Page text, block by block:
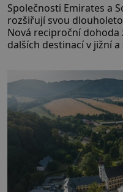
Společnosti Emirates a
rozšiřují svou
Nová reciproční
dalších destinací v jižní